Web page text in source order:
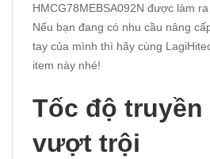
HMCG78MEBSA092N được làm
Nếu bạn đang có nhu cầu nâng
tay của mình thì hãy cùng
item này nhé!
Tốc độ
vượt trội